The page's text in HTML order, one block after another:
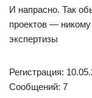
И напрасно. Так
проектов —
экспертизы
Регистрация:
Сообщений: 7